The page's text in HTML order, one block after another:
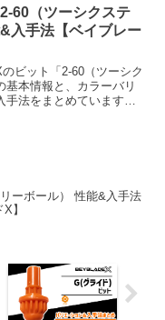
撃8防御14持久8高さ60パ
60（ツーシクステ
入手法【ベイブレー
ビット「2-60（ツーシク
基本情報と、カラーバリ
手法をまとめています。
ーボール） 性能&入手法
】